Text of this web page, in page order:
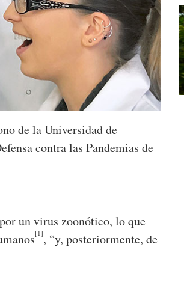
de la Universidad de
contra las Pandemias de
un virus zoonótico, lo que
[1], “y, posteriormente, de